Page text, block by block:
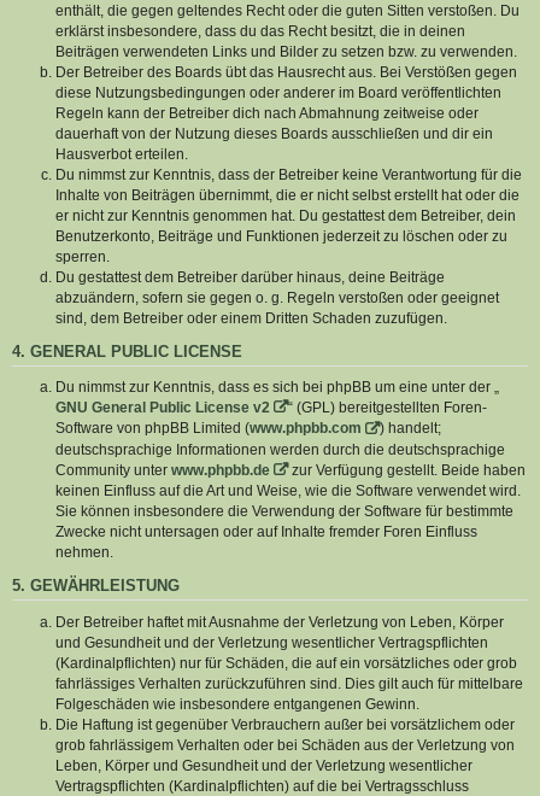
enthält, die gegen geltendes Recht oder die guten Sitten verstoßen. Du
erklärst insbesondere, dass du das Recht besitzt, die in deinen
Beiträgen verwendeten Links und Bilder zu setzen bzw. zu verwenden.
Der Betreiber des Boards übt das Hausrecht aus. Bei Verstößen gegen
diese Nutzungsbedingungen oder anderer im Board veröffentlichten
Regeln kann der Betreiber dich nach Abmahnung zeitweise oder
dauerhaft von der Nutzung dieses Boards ausschließen und dir ein
Hausverbot erteilen.
Du nimmst zur Kenntnis, dass der Betreiber keine Verantwortung für die
Inhalte von Beiträgen übernimmt, die er nicht selbst erstellt hat oder die
er nicht zur Kenntnis genommen hat. Du gestattest dem Betreiber, dein
Benutzerkonto, Beiträge und Funktionen jederzeit zu löschen oder zu
sperren.
Du gestattest dem Betreiber darüber hinaus, deine Beiträge
abzuändern, sofern sie gegen o. g. Regeln verstoßen oder geeignet
sind, dem Betreiber oder einem Dritten Schaden zuzufügen.
4. GENERAL PUBLIC LICENSE
Du nimmst zur Kenntnis, dass es sich bei phpBB um eine unter der „
GNU General Public License v2
“ (GPL) bereitgestellten Foren-
Software von phpBB Limited (www.phpbb.com
) handelt;
deutschsprachige Informationen werden durch die deutschsprachige
Community unter www.phpbb.de
zur Verfügung gestellt. Beide haben
keinen Einfluss auf die Art und Weise, wie die Software verwendet wird.
Sie können insbesondere die Verwendung der Software für bestimmte
Zwecke nicht untersagen oder auf Inhalte fremder Foren Einfluss
nehmen.
5. GEWÄHRLEISTUNG
Der Betreiber haftet mit Ausnahme der Verletzung von Leben, Körper
und Gesundheit und der Verletzung wesentlicher Vertragspflichten
(Kardinalpflichten) nur für Schäden, die auf ein vorsätzliches oder grob
fahrlässiges Verhalten zurückzuführen sind. Dies gilt auch für mittelbare
Folgeschäden wie insbesondere entgangenen Gewinn.
Die Haftung ist gegenüber Verbrauchern außer bei vorsätzlichem oder
grob fahrlässigem Verhalten oder bei Schäden aus der Verletzung von
Leben, Körper und Gesundheit und der Verletzung wesentlicher
Vertragspflichten (Kardinalpflichten) auf die bei Vertragsschluss